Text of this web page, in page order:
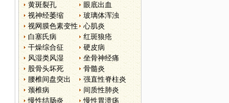
黄斑裂孔
眼底出血
视神经萎缩
玻璃体浑浊
视网膜色素变性
心肌炎
白塞氏病
红斑狼疮
干燥综合征
硬皮病
风湿类风湿
坐骨神经痛
股骨头坏死
骨髓炎
腰椎间盘突出
强直性脊柱炎
颈椎病
间质性肺炎
慢性结肠炎
慢性胃溃疡